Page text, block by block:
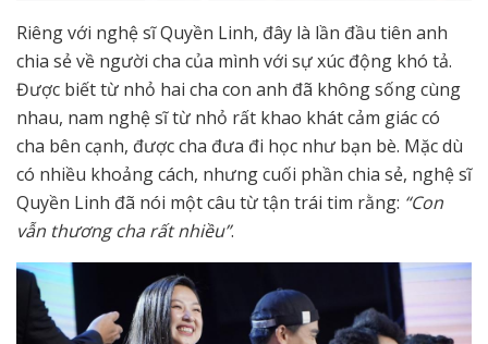
Riêng với nghệ sĩ Quyền Linh, đây là lần đầu tiên anh
chia sẻ về người cha của mình với sự xúc động khó tả.
Được biết từ nhỏ hai cha con anh đã không sống cùng
nhau, nam nghệ sĩ từ nhỏ rất khao khát cảm giác có
cha bên cạnh, được cha đưa đi học như bạn bè. Mặc dù
có nhiều khoảng cách, nhưng cuối phần chia sẻ, nghệ sĩ
Quyền Linh đã nói một câu từ tận trái tim rằng: “Con
vẫn thương cha rất nhiều”.